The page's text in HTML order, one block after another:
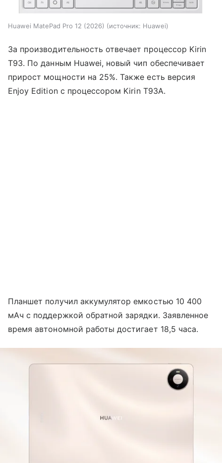
Huawei MatePad Pro 12 (2026) источник: Huawei
За производительность отвечает процессор Kirin
T93. По данным Huawei, новый чип обеспечивает
прирост мощности на 25%. Также есть версия
Enjoy Edition с процессором Kirin T93A.
Планшет получил аккумулятор емкостью 10 400
мАч с поддержкой обратной зарядки. Заявленное
время автономной работы достигает 18,5 часа.